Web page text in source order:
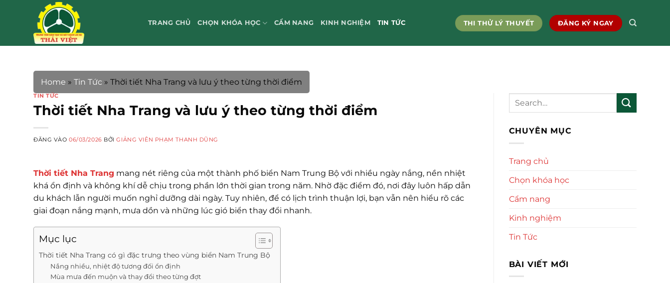
TRANG CHỦ CHỌN KHÓA HỌC CẨM NANG KINH NGHIỆM TIN TỨC THI THỬ LÝ THUYẾT ĐĂNG KÝ NGAY
Home » Tin Tức » Thời tiết Nha Trang và lưu ý theo từng thời điểm
TIN TỨC
Thời tiết Nha Trang và lưu ý theo từng thời điểm
ĐĂNG VÀO06/03/2026 BỞIGIẢNG VIÊN PHẠM THANH DŨNG
Thời tiết Nha Trang mang nét riêng của một thành phố biển Nam Trung Bộ với nhiều ngày nắng, nền nhiệt
khá ổn định và không khí dễ chịu trong phần lớn thời gian trong năm. Nhờ đặc điểm đó, nơi đây luôn hấp dẫn
du khách lẫn người muốn nghỉ dưỡng dài ngày. Tuy nhiên, để có lịch trình thuận lợi, bạn vẫn nên hiểu rõ các
giai đoạn nắng mạnh, mưa dồn và những lúc gió biển thay đổi nhanh.
Mục lục
Thời tiết Nha Trang có gì đặc trưng theo vùng biển Nam Trung Bộ
Nắng nhiều, nhiệt độ tương đối ổn định
Mùa mưa đến muộn và thay đổi theo từng đợt
CHUYÊN MỤC
Trang chủ
Chọn khóa học
Cẩm nang
Kinh nghiệm
Tin Tức
BÀI VIẾT MỚI